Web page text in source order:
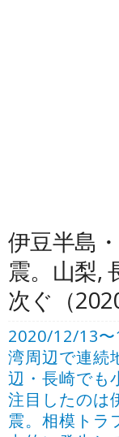
伊豆半島
震。山梨,
次ぐ（
2020/12/13〜
湾周辺で連続
辺・長崎でも
注目したのは
震。相模トラ